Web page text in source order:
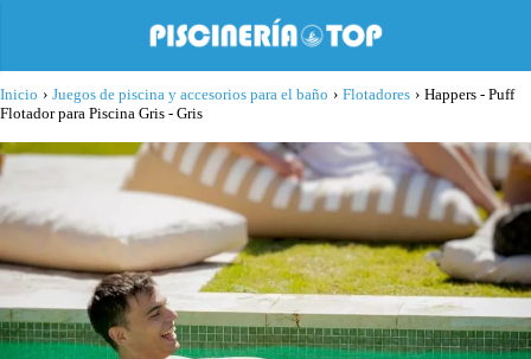
Inicio › Juegos de piscina y accesorios para el baño › Flotadores › Happers - Puff
Flotador para Piscina Gris - Gris